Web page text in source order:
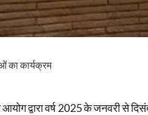
का कार्यक्रम
द्वारा वर्ष 2025 के जनवरी से